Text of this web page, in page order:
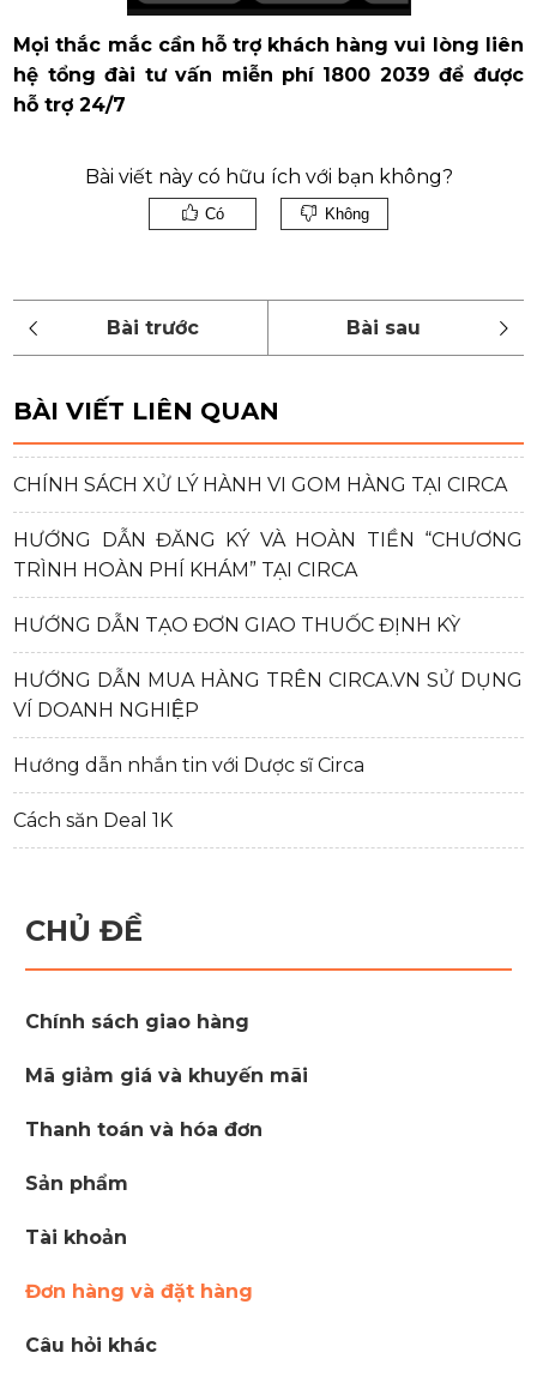
Mọi thắc mắc cần hỗ trợ khách hàng vui lòng liên
hệ tổng đài tư vấn miễn phí 1800 2039 để được
hỗ trợ 24/7
Bài viết này có hữu ích với bạn không?
Có Không
BÀI VIẾT LIÊN QUAN
CHÍNH SÁCH XỬ LÝ HÀNH VI GOM HÀNG TẠI CIRCA
HƯỚNG DẪN ĐĂNG KÝ VÀ HOÀN TIỀN “CHƯƠNG
TRÌNH HOÀN PHÍ KHÁM” TẠI CIRCA
HƯỚNG DẪN TẠO ĐƠN GIAO THUỐC ĐỊNH KỲ
HƯỚNG DẪN MUA HÀNG TRÊN CIRCA.VN SỬ DỤNG
VÍ DOANH NGHIỆP
Hướng dẫn nhắn tin với Dược sĩ Circa
Cách săn Deal 1K
CHỦ ĐỀ
Chính sách giao hàng
Mã giảm giá và khuyến mãi
Thanh toán và hóa đơn
Sản phẩm
Tài khoản
Đơn hàng và đặt hàng
Câu hỏi khác